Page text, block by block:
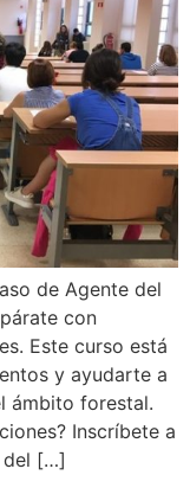
de Agente del
con
Este curso está
y ayudarte a
ámbito forestal.
Inscríbete a
del […]